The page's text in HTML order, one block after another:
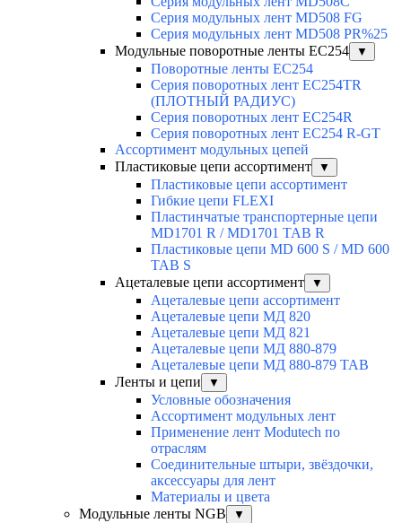
Серия модульных лент MD508 FG
Серия модульных лент MD508 PR%25
Модульные поворотные ленты EC254
▼
Поворотные ленты EC254
Серия поворотных лент EC254TR
(ПЛОТНЫЙ РАДИУС)
Серия поворотных лент EC254R
Серия поворотных лент EC254 R-GT
Ассортимент модульных цепей
Пластиковые цепи ассортимент
▼
Пластиковые цепи ассортимент
Гибкие цепи FLEXI
Пластинчатые транспортерные цепи
MD1701 R / MD1701 TAB R
Пластиковые цепи MD 600 S / MD 600
TAB S
Ацеталевые цепи ассортимент
▼
Ацеталевые цепи ассортимент
Ацеталевые цепи МД 820
Ацеталевые цепи МД 821
Ацеталевые цепи МД 880-879
Ацеталевые цепи МД 880-879 ТАВ
Ленты и цепи
▼
Условные обозначения
Ассортимент модульных лент
Применение лент Modutech по
отраслям
Соединительные штыри, звёздочки,
аксессуары для лент
Материалы и цвета
Модульные ленты NGB
▼